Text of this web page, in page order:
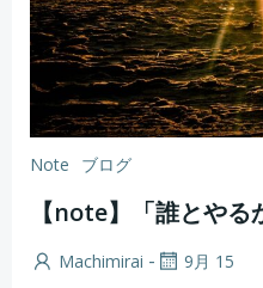
Note ブログ
【note】「誰とやる
Machimirai - 9月 15